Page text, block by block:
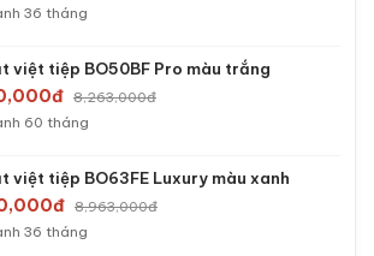
36 tháng
việt tiệp BO50BF Pro màu trắng
8,263,000đ
60 tháng
việt tiệp BO63FE Luxury màu xanh
8,963,000đ
36 tháng